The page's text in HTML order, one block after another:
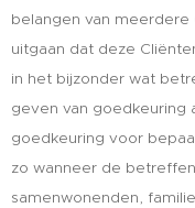
belangen van meerdere
uitgaan dat deze
in het bijzonder wat
geven van goedkeuring
goedkeuring voor
zo wanneer de
samenwonenden,